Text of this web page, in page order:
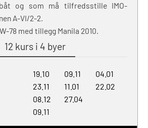
båt og som må tilfredsstille IMO-
A-VI/2-2.
78 med tillegg Manila 2010.
12 kurs i 4 byer
19.10 09.11
04.01
23.11 11.01
22.02
08.12
27.04
09.11